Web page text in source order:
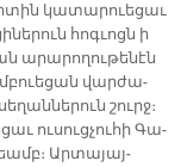
կա­տա­րուե­ցաւ
հոգ­ւոցն ի
ա­րա­րո­ղու­թե­նէն
վար­ժա­
շուրջ։
ու­սուց­չու­հի Գա­
Ար­տա­յայ­